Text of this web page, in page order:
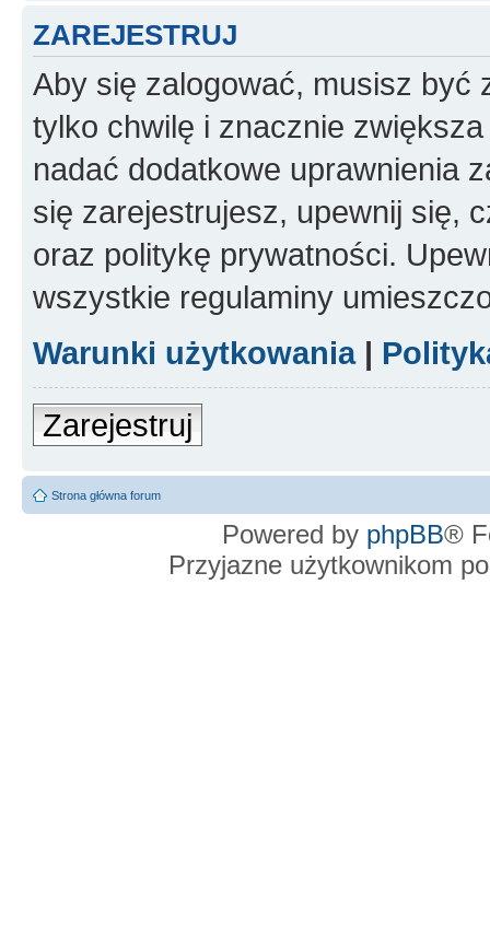
ZAREJESTRUJ
Aby się zalogować, musisz być
tylko chwilę i znacznie
nadać dodatkowe uprawnienia
się zarejestrujesz, upewnij się,
oraz politykę prywatności.
wszystkie regulaminy
Warunki użytkowania|
Zarejestruj
Strona główna forum
Powered by phpBB®
Przyjazne użytkownikom